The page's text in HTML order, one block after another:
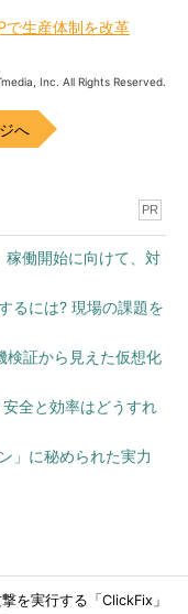
で生産体制を改革
Inc. All Rights Reserved.
へ
PR
稼働開始に向けて、対
るには? 現場の課題を
検証から見えた仮想化
全と効率はどうすれ
」に秘められた実力
を実行する「ClickFix」